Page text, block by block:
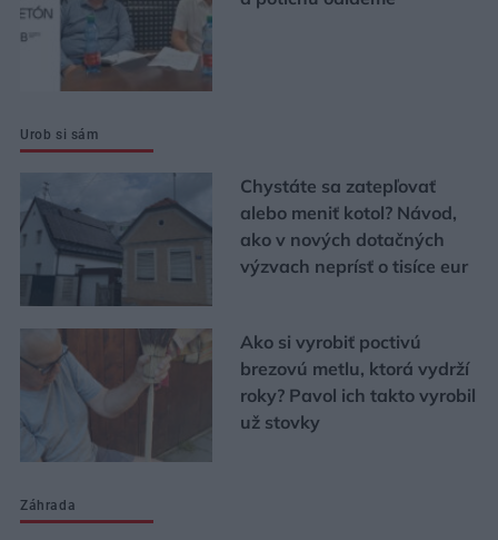
Urob si sám
Chystáte sa zatepľovať
alebo meniť kotol? Návod,
ako v nových dotačných
výzvach neprísť o tisíce eur
Ako si vyrobiť poctivú
brezovú metlu, ktorá vydrží
roky? Pavol ich takto vyrobil
už stovky
Záhrada